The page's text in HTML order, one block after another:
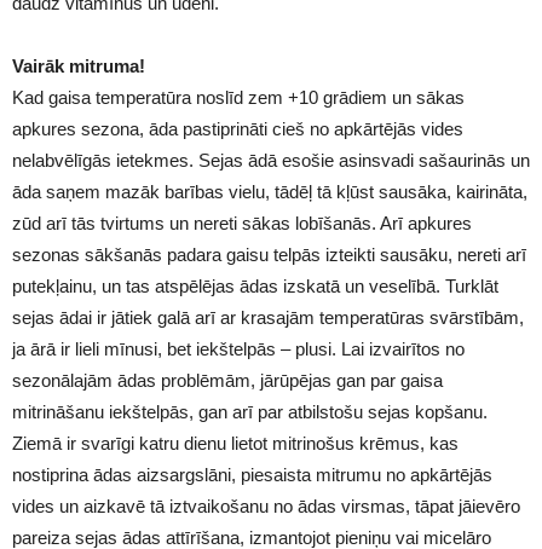
Vairāk mitruma!
Kad gaisa temperatūra noslīd zem +10 grādiem un sākas
apkures sezona, āda pastiprināti cieš no apkārtējās vides
nelabvēlīgās ietekmes. Sejas ādā esošie asinsvadi sašaurinās un
āda saņem mazāk barības vielu, tādēļ tā kļūst sausāka, kairināta,
zūd arī tās tvirtums un nereti sākas lobīšanās. Arī apkures
sezonas sākšanās padara gaisu telpās izteikti sausāku, nereti arī
putekļainu, un tas atspēlējas ādas izskatā un veselībā. Turklāt
sejas ādai ir jātiek galā arī ar krasajām temperatūras svārstībām,
ja ārā ir lieli mīnusi, bet iekštelpās – plusi. Lai izvairītos no
sezonālajām ādas problēmām, jārūpējas gan par gaisa
mitrināšanu iekštelpās, gan arī par atbilstošu sejas kopšanu.
Ziemā ir svarīgi katru dienu lietot mitrinošus krēmus, kas
nostiprina ādas aizsargslāni, piesaista mitrumu no apkārtējās
vides un aizkavē tā iztvaikošanu no ādas virsmas, tāpat jāievēro
pareiza sejas ādas attīrīšana, izmantojot pieniņu vai micelāro